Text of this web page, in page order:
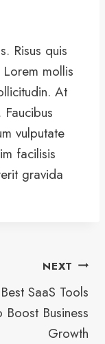
Risus quis
mollis
At
vulputate
facilisis
gravida
NEXT
SaaS Tools
Boost Business
Growth